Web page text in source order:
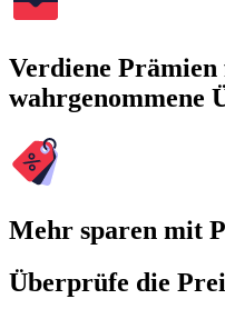
Verdiene
wahrgenommene
Mehr sparen mit
Überprüfe die